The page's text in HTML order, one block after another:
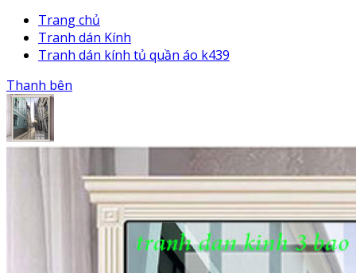
Trang chủ
Tranh dán Kính
Tranh dán kính tủ quần áo k439
Thanh bên